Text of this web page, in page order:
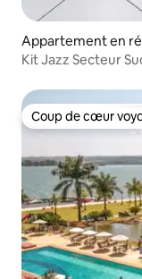
Appartement en
Kit Jazz
Coup de cœur
Coup de cœur